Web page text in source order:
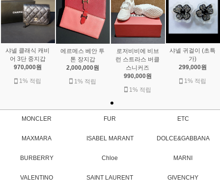
샤넬 클래식 캐비
어 3단 중지갑
970,000원
1% 적립
에르메스 베안 투
톤 장지갑
2,000,000원
1% 적립
로저비비에 비브
런 스트라스 버클
스니커즈
990,000원
1% 적립
샤넬 귀걸이 (초특
가)
299,000원
1% 적립
MONCLER FUR ETC
MAXMARA ISABEL MARANT DOLCE&GABBANA
BURBERRY Chloe MARNI
VALENTINO SAINT LAURENT GIVENCHY